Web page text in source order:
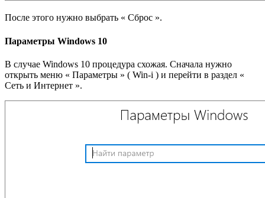
После этого нужно выбрать « Сброс ».
Параметры Windows 10
В случае Windows 10 процедура схожая. Сначала нужно
открыть меню « Параметры » ( Win-i ) и перейти в раздел «
Сеть и Интернет ».